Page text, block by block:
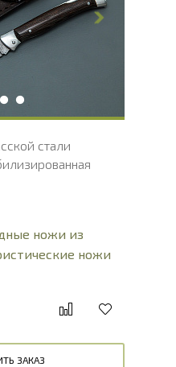
2.6
19.4
стали
ножи из
ножи
ЗАКАЗ